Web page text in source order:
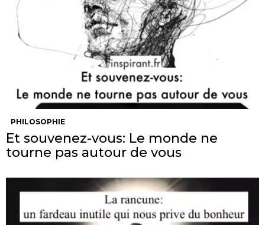
PHILOSOPHIE
Et souvenez-vous: Le monde ne
tourne pas autour de vous